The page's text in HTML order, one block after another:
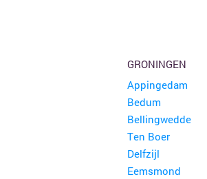
GRONINGEN
Appingedam
Bedum
Bellingwedde
Ten Boer
Delfzijl
Eemsmond